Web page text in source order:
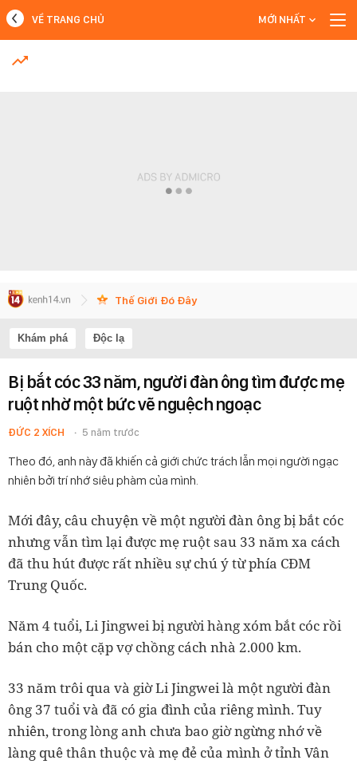
MỚI NHẤT
VỀ TRANG CHỦ MỚI NHẤT
Thế Giới Đó Đây
Khám phá Độc lạ
Bị bắt cóc 33 năm, người đàn ông tìm được mẹ
ruột nhờ một bức vẽ nguệch ngoạc
ĐỨC 2 XÍCH 5 năm trước
Theo đó, anh này đã khiến cả giới chức trách lẫn mọi người ngạc
nhiên bởi trí nhớ siêu phàm của mình.
Mới đây, câu chuyện về một người đàn ông bị bắt cóc
nhưng vẫn tìm lại được mẹ ruột sau 33 năm xa cách
đã thu hút được rất nhiều sự chú ý từ phía CĐM
Trung Quốc.
Năm 4 tuổi, Li Jingwei bị người hàng xóm bắt cóc rồi
bán cho một cặp vợ chồng cách nhà 2.000 km.
33 năm trôi qua và giờ Li Jingweilà một người đàn
ông 37 tuổi và đã có gia đình của riêng mình. Tuy
nhiên, trong lòng anh chưa bao giờ ngừng nhớ về
làng quê thân thuộc và mẹ đẻ của mình ở tỉnh Vân